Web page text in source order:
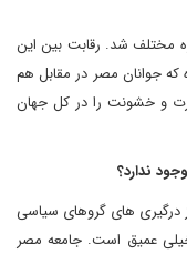
مختلف شد. رقابت بین این
که جوانان مصر در مقابل هم
و خشونت را در کل جهان
ندارد؟
درگیری های گروهای سیاسی
عمیق است. جامعه مصر